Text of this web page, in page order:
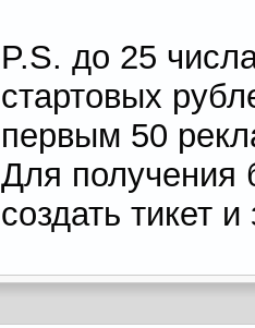
P.S. до 25
стартовых
первым 50
Для получения
создать тикет